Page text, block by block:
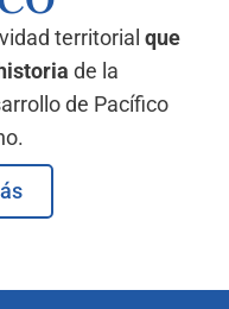
territorial que
de la
de Pacífico